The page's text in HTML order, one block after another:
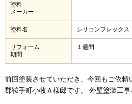
塗料
メーカー
塗料名 シリコンフレックス
リフォーム
期間
１週間
前回塗装させていただき、今回もご依頼
郡鞍手町小牧Ａ様邸です。 外壁塗装工事